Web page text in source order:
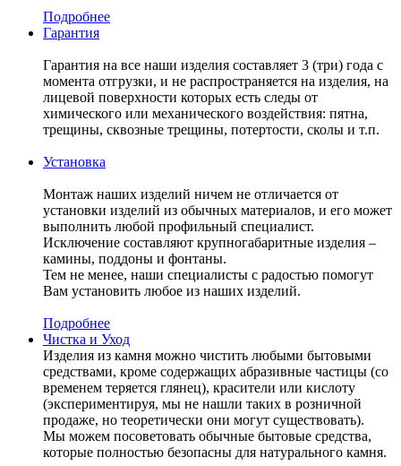
Подробнее
Гарантия
Гарантия на все наши изделия составляет 3 (три) года с
момента отгрузки, и не распространяется на изделия, на
лицевой поверхности которых есть следы от
химического или механического воздействия: пятна,
трещины, сквозные трещины, потертости, сколы и т.п.
Установка
Монтаж наших изделий ничем не отличается от
установки изделий из обычных материалов, и его может
выполнить любой профильный специалист.
Исключение составляют крупногабаритные изделия –
камины, поддоны и фонтаны.
Тем не менее, наши специалисты с радостью помогут
Вам установить любое из наших изделий.
Подробнее
Чистка и Уход
Изделия из камня можно чистить любыми бытовыми
средствами, кроме содержащих абразивные частицы (со
временем теряется глянец), красители или кислоту
(экспериментируя, мы не нашли таких в розничной
продаже, но теоретически они могут существовать).
Мы можем посоветовать обычные бытовые средства,
которые полностью безопасны для натурального камня.